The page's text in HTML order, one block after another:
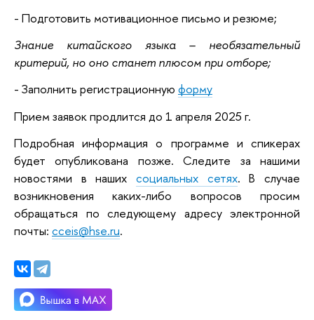
- Подготовить мотивационное письмо и резюме;
Знание китайского языка – необязательный
критерий, но оно станет плюсом при отборе;
- Заполнить регистрационную форму
Прием заявок продлится до 1 апреля 2025 г.
Подробная информация о программе и спикерах
будет опубликована позже. Следите за нашими
новостями в наших социальных сетях. В случае
возникновения каких-либо вопросов просим
обращаться по следующему адресу электронной
почты: cceis@hse.ru.